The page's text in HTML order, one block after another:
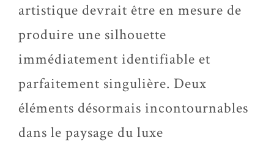
artistique devrait être en mesure de
produire une silhouette
immédiatement identifiable et
parfaitement singulière. Deux
éléments désormais incontournables
dans le paysage du luxe